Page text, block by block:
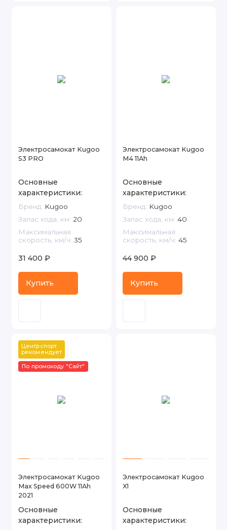
Электросамокат Kugoo
S3 PRO
Основные
характеристики:
Бренд: Kugoo
Запас хода, км: 20
Максимальная
скорость, км/ч: 35
31 400 ₽
Купить
Электросамокат Kugoo
M4 11Ah
Основные
характеристики:
Бренд: Kugoo
Запас хода, км: 40
Максимальная
скорость, км/ч: 45
44 900 ₽
Купить
По промокоду "Сайт"
Центрспорт
рекомендует
Электросамокат Kugoo
Max Speed 600W 11Ah
2021
Основные
характеристики:
Электросамокат Kugoo
X1
Основные
характеристики: